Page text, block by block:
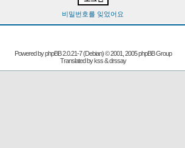
비밀번호를 잊었어요
Powered byphpBB2.0.21-7 (Debian) © 2001, 2005 phpBB Group
Translated by kss & drssay